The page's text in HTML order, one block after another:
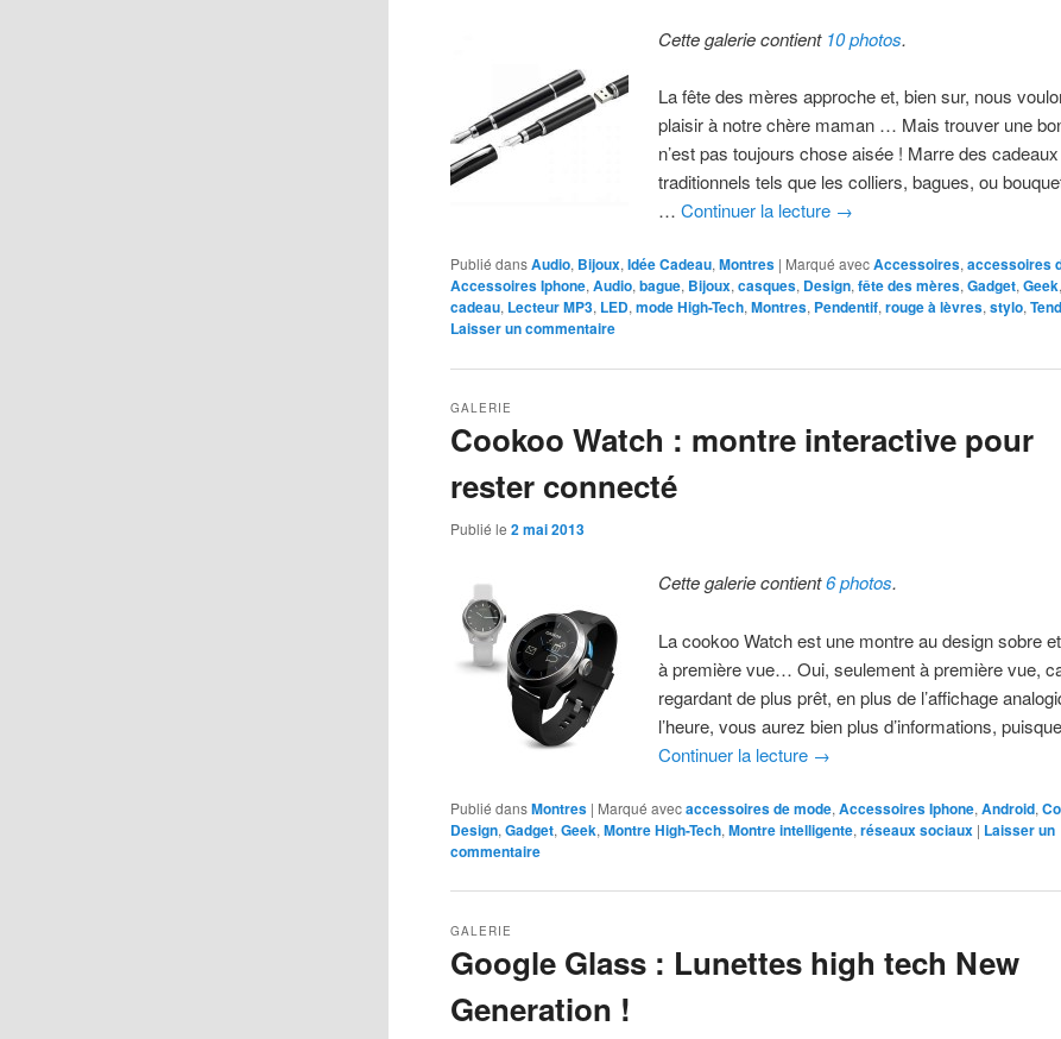
Cette galerie contient 10 photos.
La fête des mères approche et, bien sur, nous
plaisir à notre chère maman … Mais trouver une
n’est pas toujours chose aisée ! Marre des cadeaux
traditionnels tels que les colliers, bagues, ou
… Continuer la lecture →
Publié dans Audio, Bijoux,Idée Cadeau,Montres | Marqué avec Accessoires,accessoires
Accessoires Iphone,Audio,bague, Bijoux,casques, Design,fête des mères,Gadget,Geek
cadeau, Lecteur MP3, LED,mode High-Tech,Montres, Pendentif,rouge à lèvres,stylo,
Laisser un commentaire
Cookoo Watch : montre interactive pour
rester connecté
GALERIE
Publié le2 mai 2013
Cette galerie contient6 photos.
La cookoo Watch est une montre au design sobre
à première vue… Oui, seulement à première vue,
regardant de plus prêt, en plus de l’affichage
l’heure, vous aurez bien plus d’informations,
Continuer la lecture →
Publié dans Montres | Marqué avec accessoires de mode,Accessoires Iphone,Android,
Design,Gadget,Geek,Montre High-Tech,Montre intelligente,réseaux sociaux | Laisser un
commentaire
Google Glass : Lunettes high tech New
Generation !
GALERIE